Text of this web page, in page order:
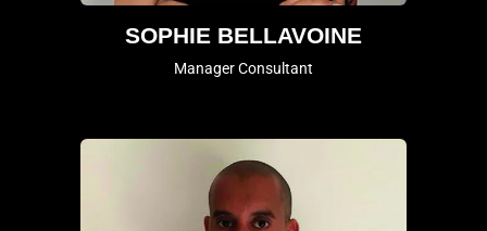
SOPHIE BELLAVOINE
Manager Consultant